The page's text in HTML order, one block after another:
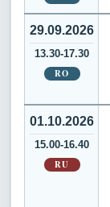
29.09.2026
13.30-17.30
RO
01.10.2026
15.00-16.40
RU